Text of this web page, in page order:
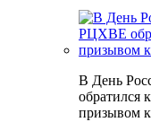
В День
обратился
призывом к